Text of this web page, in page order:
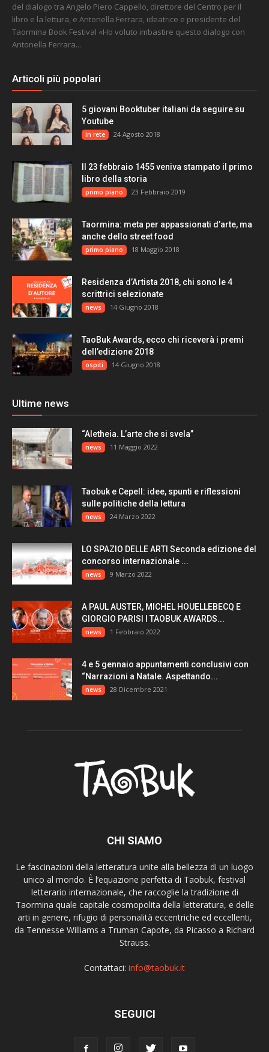
del dialogo tra Angelo Piero Cappello, direttore del Centro per il
libro e la lettura, e Antonella Ferrara, ideatrice e presidente del
Taormina Book Festival «Ho voluto imbastire questo dialogo con
Antonella Ferrara...
Articoli più popolari
5 giovani Booktuber italiani da seguire su
Youtube
in rete 24 Agosto 2018
Il 23 febbraio 1455 veniva stampato il primo
libro della storia
primo piano 23 Febbraio 2019
Taormina: meta per appassionati d’arte, ma
anche dello street food
primo piano 18 Maggio 2018
Residenza d’Artista 2018, chi sono le 4
scrittrici selezionate
news 14 Giugno 2018
TaoBuk Awards, ecco chi riceverà i premi
dell’edizione 2018
ospiti 14 Giugno 2018
Ultime news
“Aletheia. L’arte che si svela”
news 11 Maggio 2022
Taobuk e Cepell: idee, spunti e riflessioni
sulle politiche della lettura
news 24 Marzo 2022
LO SPAZIO DELLE ARTI Seconda edizione del
concorso internazionale ...
news 9 Marzo 2022
A PAUL AUSTER, MICHEL HOUELLEBECQ E
GIORGIO PARISI I TAOBUK AWARDS...
news 1 Febbraio 2022
4 e 5 gennaio appuntamenti conclusivi con
“Narrazioni a Natale. Aspettando...
news 28 Dicembre 2021
CHI SIAMO
Le fascinazioni della letteratura unite alla bellezza di un luogo
unico al mondo. È l’equazione perfetta di Taobuk, festival
letterario internazionale, che raccoglie la tradizione di
Taormina quale capitale cosmopolita della letteratura, e delle
arti in genere, rifugio di personalità eccentriche ed eccellenti,
da Tennesse Williams a Truman Capote, da Picasso a Richard
Strauss.
Contattaci: info@taobuk.it
SEGUICI